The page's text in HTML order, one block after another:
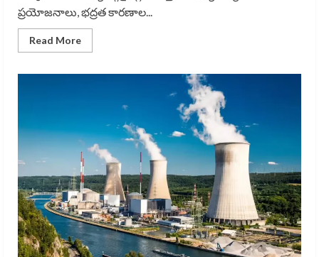
ప్రయోజనాలు, భద్రత కారణాల...
Read MoreRead
more
America
Trust
Pak